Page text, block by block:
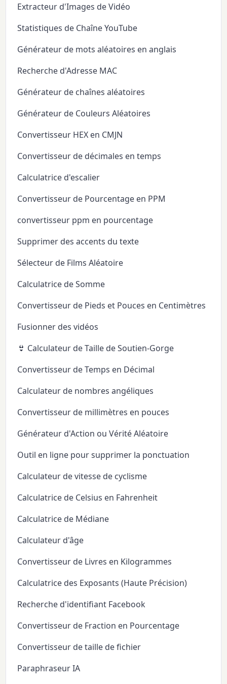
Extracteur d'Images de Vidéo
Statistiques de Chaîne YouTube
Générateur de mots aléatoires en anglais
Recherche d'Adresse MAC
Générateur de chaînes aléatoires
Générateur de Couleurs Aléatoires
Convertisseur HEX en CMJN
Convertisseur de décimales en temps
Calculatrice d'escalier
Convertisseur de Pourcentage en PPM
convertisseur ppm en pourcentage
Supprimer des accents du texte
Sélecteur de Films Aléatoire
Calculatrice de Somme
Convertisseur de Pieds et Pouces en Centimètres
Fusionner des vidéos
👙 Calculateur de Taille de Soutien-Gorge
Convertisseur de Temps en Décimal
Calculateur de nombres angéliques
Convertisseur de millimètres en pouces
Générateur d'Action ou Vérité Aléatoire
Outil en ligne pour supprimer la ponctuation
Calculateur de vitesse de cyclisme
Calculatrice de Celsius en Fahrenheit
Calculatrice de Médiane
Calculateur d'âge
Convertisseur de Livres en Kilogrammes
Calculatrice des Exposants (Haute Précision)
Recherche d'identifiant Facebook
Convertisseur de Fraction en Pourcentage
Convertisseur de taille de fichier
Paraphraseur IA